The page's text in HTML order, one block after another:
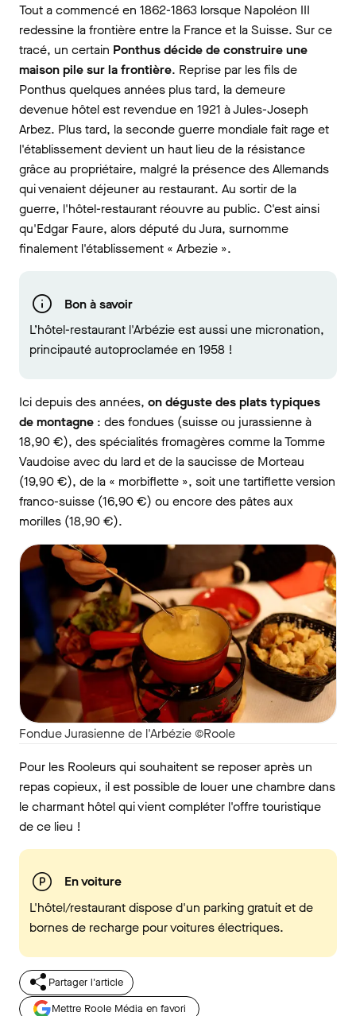
Tout a commencé en 1862-1863 lorsque Napoléon III
redessine la frontière entre la France et la Suisse. Sur ce
tracé, un certain Ponthus décide de construire une
maison pile sur la frontière. Reprise par les fils de
Ponthus quelques années plus tard, la demeure
devenue hôtel est revendue en 1921 à Jules-Joseph
Arbez. Plus tard, la seconde guerre mondiale fait rage et
l'établissement devient un haut lieu de la résistance
grâce au propriétaire, malgré la présence des Allemands
qui venaient déjeuner au restaurant. Au sortir de la
guerre, l'hôtel-restaurant réouvre au public. C'est ainsi
qu'Edgar Faure, alors député du Jura, surnomme
finalement l'établissement « Arbezie ».
Bon à savoir
L’hôtel-restaurant l'Arbézie est aussi une micronation,
principauté autoproclamée en 1958 !
Ici depuis des années, on déguste des plats typiques
de montagne : des fondues (suisse ou jurassienne à
18,90 €), des spécialités fromagères comme la Tomme
Vaudoise avec du lard et de la saucisse de Morteau
(19,90 €), de la « morbiflette », soit une tartiflette version
franco-suisse (16,90 €) ou encore des pâtes aux
morilles (18,90 €).
Fondue Jurasienne de l'Arbézie ©Roole
Pour les Rooleurs qui souhaitent se reposer après un
repas copieux, il est possible de louer une chambre dans
le charmant hôtel qui vient compléter l'offre touristique
de ce lieu !
En voiture
L'hôtel/restaurant dispose d'un parking gratuit et de
bornes de recharge pour voitures électriques.
Partager l'article
Mettre Roole Média en favori